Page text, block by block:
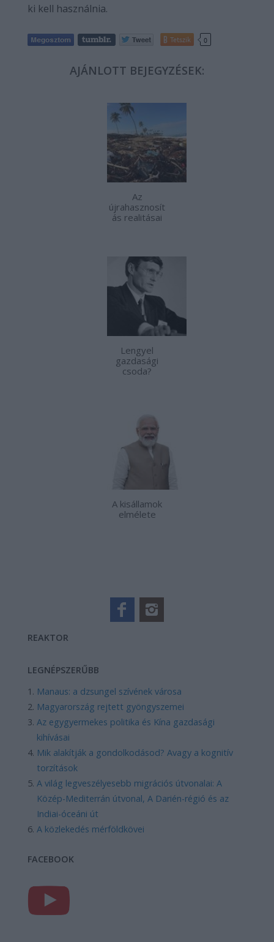
ki kell használnia.
Tetszik 0
AJÁNLOTT BEJEGYZÉSEK:
Az
újrahasznosít
ás realitásai
Lengyel
gazdasági
csoda?
A kisállamok
elmélete
REAKTOR
LEGNÉPSZERŰBB
Manaus: a dzsungel szívének városa
Magyarország rejtett gyöngyszemei
Az egygyermekes politika és Kína gazdasági
kihívásai
Mik alakítják a gondolkodásod? Avagy a kognitív
torzítások
A világ legveszélyesebb migrációs útvonalai: A
Közép-Mediterrán útvonal, A Darién-régió és az
Indiai-óceáni út
A közlekedés mérföldkövei
FACEBOOK